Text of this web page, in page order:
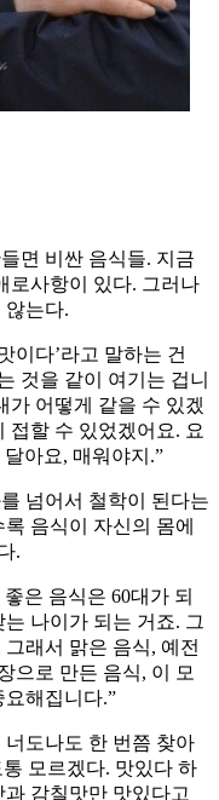
면 비싼 음식들. 지금
로사항이 있다. 그러나
않는다.
이다’라고 말하는 건
것을 같이 여기는 겁니
가 어떻게 같을 수 있겠
접할 수 있었겠어요. 요
아요, 매워야지.”
넘어서 철학이 된다는
음식이 자신의 몸에
.
은 음식은 60대가 되
나이가 되는 거죠. 그
래서 맑은 음식, 예전
으로 만든 음식, 이 모
해집니다.”
도나도 한 번쯤 찾아
모르겠다. 맛있다 하
감칠맛만 맛있다고